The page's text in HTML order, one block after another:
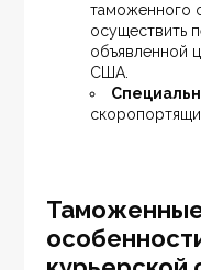
таможенного
осуществить
объявленной
США.